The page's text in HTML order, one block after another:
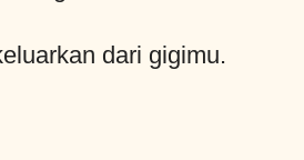
dari gigimu.